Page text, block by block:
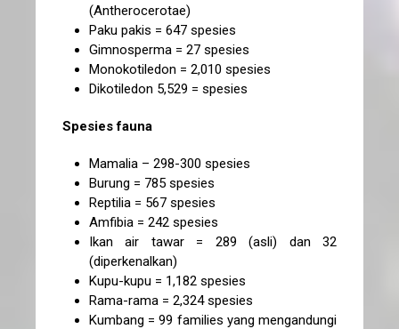
(Antherocerotae)
Paku pakis = 647 spesies
Gimnosperma = 27 spesies
Monokotiledon = 2,010 spesies
Dikotiledon 5,529 = spesies
Spesies fauna
Mamalia – 298-300 spesies
Burung = 785 spesies
Reptilia = 567 spesies
Amfibia = 242 spesies
Ikan air tawar = 289 (asli) dan 32
(diperkenalkan)
Kupu-kupu = 1,182 spesies
Rama-rama = 2,324 spesies
Kumbang = 99 families yang mengandungi